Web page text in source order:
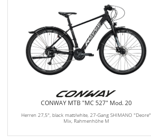
CONWAY MTB "MC 527" Mod. 20
Herren 27,5", black matt/white, 27-Gang SHIMANO "Deore"
Mix, Rahmenhöhe M